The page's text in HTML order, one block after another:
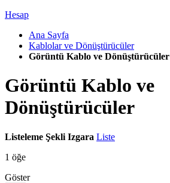
Hesap
Ana Sayfa
Kablolar ve Dönüştürücüler
Görüntü Kablo ve Dönüştürücüler
Görüntü Kablo ve
Dönüştürücüler
Listeleme Şekli Izgara Liste
1 öğe
Göster